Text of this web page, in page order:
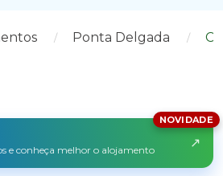
Ponta Delgada
e conheça melhor o alojamento
NOVIDADE
↗